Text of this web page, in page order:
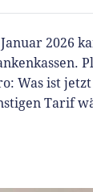
2026
Was ist
Tarif